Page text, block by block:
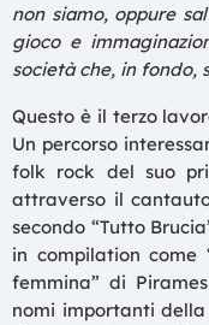
non siamo, oppure
gioco e
società che, in fondo,
Questo è il terzo
Un percorso
folk rock del suo
attraverso il
secondo “Tutto
in compilation
femmina” di
nomi importanti